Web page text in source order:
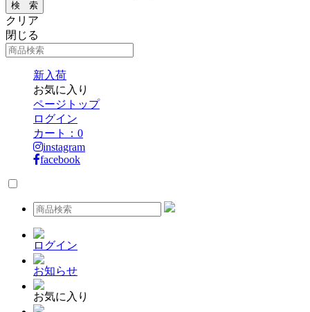
クリア
閉じる
新入荷
お気に入り
ページトップ
ログイン
カート： 0
instagram
facebook
ログイン
お知らせ
お気に入り